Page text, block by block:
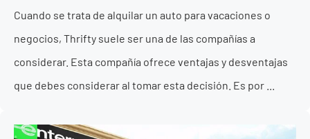
Cuando se trata de alquilar un auto para vacaciones o
negocios, Thrifty suele ser una de las compañías a
considerar. Esta compañía ofrece ventajas y desventajas
que debes considerar al tomar esta decisión. Es por ...